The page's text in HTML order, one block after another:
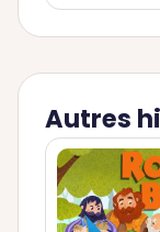
Autres